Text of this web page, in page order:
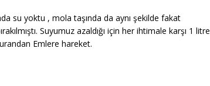
su yoktu , mola taşında da aynı şekilde fakat
Suyumuz azaldığı için her ihtimale karşı 1 litre
Emlere hareket.